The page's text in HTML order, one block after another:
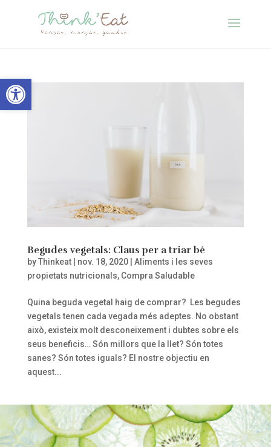
Obre la barra d'eines
Begudes vegetals: Claus per a triar bé
byThinkeat| nov. 18, 2020| Aliments i les seves
propietats nutricionals, Compra Saludable
Quina beguda vegetal haig de comprar? Les begudes
vegetals tenen cada vegada més adeptes. No obstant
això, existeix molt desconeixement i dubtes sobre els
seus beneficis… Són millors que la llet? Són totes
sanes? Són totes iguals? El nostre objectiu en
aquest...